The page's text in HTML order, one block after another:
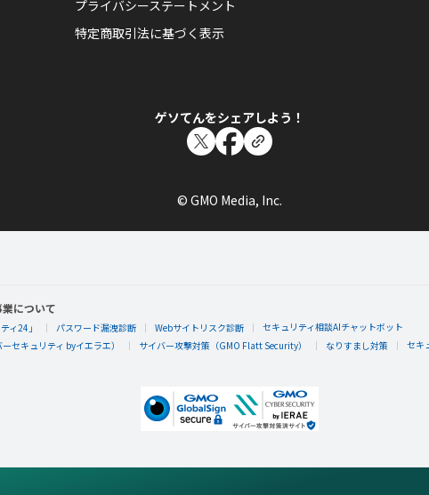
プライバシーステートメント
特定商取引法に基づく表示
ゲソてんをシェアしよう！
© GMO Media, Inc.
について
ィ24」 パスワード漏洩診断 Webサイトリスク診断
セキュリティ相談AIチャットボット
セキュリティ byイエラエ） サイバー攻撃対策（GMO Flatt Security） なりすまし対策 セキ